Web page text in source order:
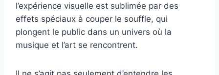
l’expérience visuelle est sublimée par des
effets spéciaux à couper le souffle, qui
plongent le public dans un univers où la
musique et l’art se rencontrent.